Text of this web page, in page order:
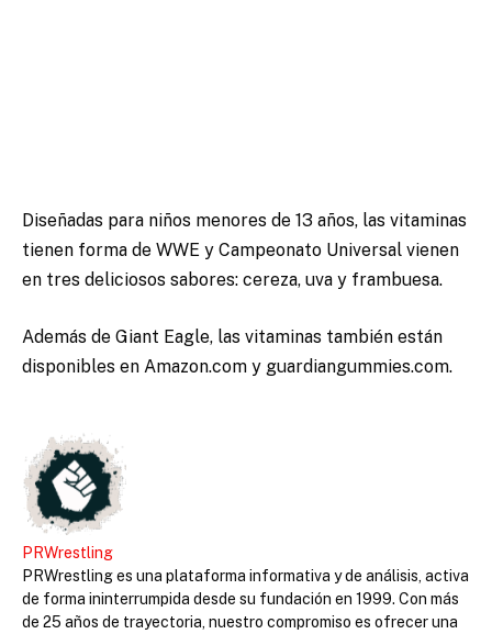
Diseñadas para niños menores de 13 años, las vitaminas
tienen forma de WWE y Campeonato Universal vienen
en tres deliciosos sabores: cereza, uva y frambuesa.
Además de Giant Eagle, las vitaminas también están
disponibles en Amazon.com y guardiangummies.com.
PRWrestling
PRWrestling es una plataforma informativa y de análisis, activa
de forma ininterrumpida desde su fundación en 1999. Con más
de 25 años de trayectoria, nuestro compromiso es ofrecer una